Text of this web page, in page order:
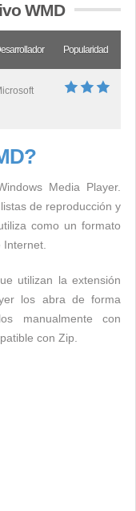
WMD
Popularidad
Media Player.
de reproducción y
como un formato
utilizan la extensión
los abra de forma
manualmente con
con Zip.